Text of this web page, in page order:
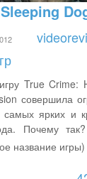
True Crime:
совершила
ярких и
Почему
название игры)